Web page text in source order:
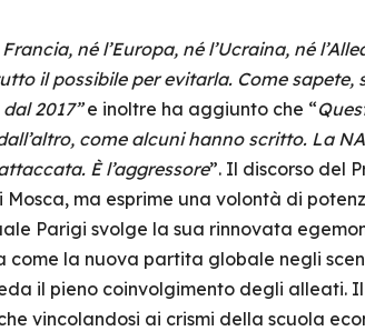
Francia, né l’Europa, né l’Ucraina, né
il possibile per evitarla. Come sapete,
2017”e inoltre ha aggiunto che “
come alcuni hanno scritto. La
È l’aggressore”. Il discorso del
ma esprime una volontà di
Parigi svolge la sua rinnovata
come la nuova partita globale negli
il pieno coinvolgimento degli alleati.
vincolandosi ai crismi della scuola